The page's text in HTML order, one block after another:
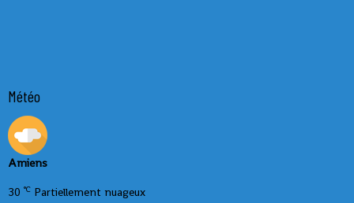
Météo
Amiens
30 °C Partiellement nuageux